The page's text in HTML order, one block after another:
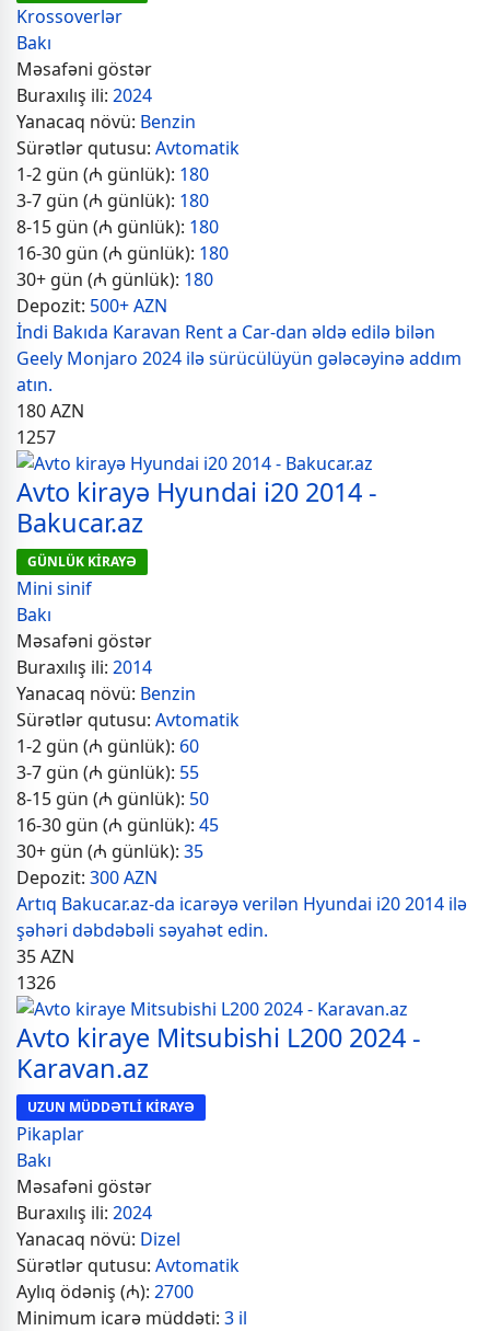
Krossoverlər
Bakı
Məsafəni göstər
Buraxılış ili: 2024
Yanacaq növü: Benzin
Sürətlər qutusu: Avtomatik
1-2 gün (₼ günlük): 180
3-7 gün (₼ günlük): 180
8-15 gün (₼ günlük): 180
16-30 gün (₼ günlük): 180
30+ gün (₼ günlük): 180
Depozit: 500+ AZN
İndi Bakıda Karavan Rent a Car-dan əldə edilə bilən
Geely Monjaro 2024 ilə sürücülüyün gələcəyinə addım
atın.
180AZN
1257
Avto kirayə Hyundai i20 2014 -
Bakucar.az
GÜNLÜK KİRAYƏ
Mini sinif
Bakı
Məsafəni göstər
Buraxılış ili: 2014
Yanacaq növü: Benzin
Sürətlər qutusu: Avtomatik
1-2 gün (₼ günlük): 60
3-7 gün (₼ günlük): 55
8-15 gün (₼ günlük): 50
16-30 gün (₼ günlük): 45
30+ gün (₼ günlük): 35
Depozit: 300 AZN
Artıq Bakucar.az-da icarəyə verilən Hyundai i20 2014 ilə
şəhəri dəbdəbəli səyahət edin.
35AZN
1326
Avto kiraye Mitsubishi L200 2024 -
Karavan.az
UZUN MÜDDƏTLİ KİRAYƏ
Pikaplar
Bakı
Məsafəni göstər
Buraxılış ili: 2024
Yanacaq növü: Dizel
Sürətlər qutusu: Avtomatik
Aylıq ödəniş (₼): 2700
Minimum icarə müddəti: 3 il